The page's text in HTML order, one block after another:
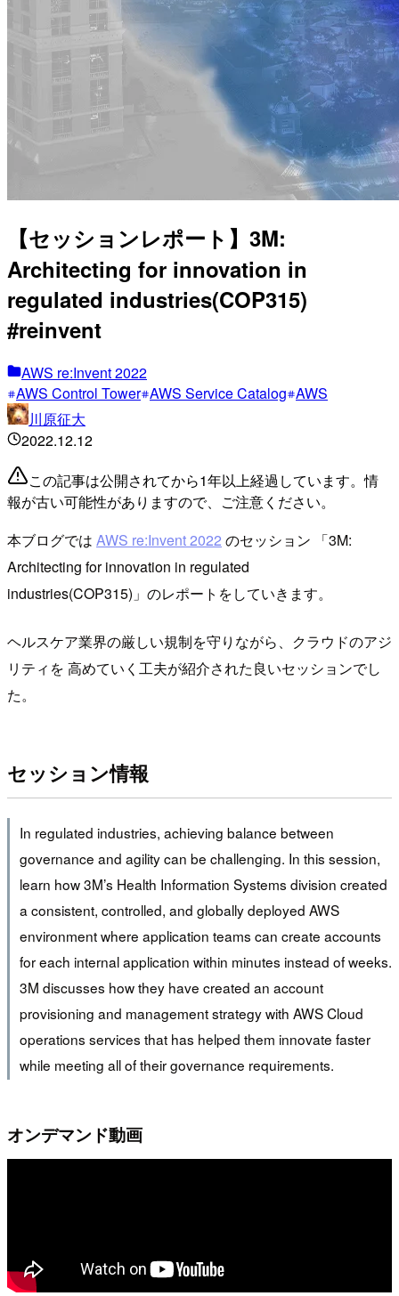
【セッションレポート】3M:
Architecting for innovation in
regulated industries(COP315)
#reinvent
AWS re:Invent 2022
AWS Control Tower AWS Service Catalog AWS
川原征大
2022.12.12
この記事は公開されてから1年以上経過しています。情
報が古い可能性がありますので、ご注意ください。
本ブログでは AWS re:Invent 2022 のセッション 「3M:
Architecting for innovation in regulated
industries(COP315)」のレポートをしていきます。
ヘルスケア業界の厳しい規制を守りながら、クラウドのアジ
リティを 高めていく工夫が紹介された良いセッションでし
た。
セッション情報
In regulated industries, achieving balance between
governance and agility can be challenging. In this session,
learn how 3M’s Health Information Systems division created
a consistent, controlled, and globally deployed AWS
environment where application teams can create accounts
for each internal application within minutes instead of weeks.
3M discusses how they have created an account
provisioning and management strategy with AWS Cloud
operations services that has helped them innovate faster
while meeting all of their governance requirements.
オンデマンド動画